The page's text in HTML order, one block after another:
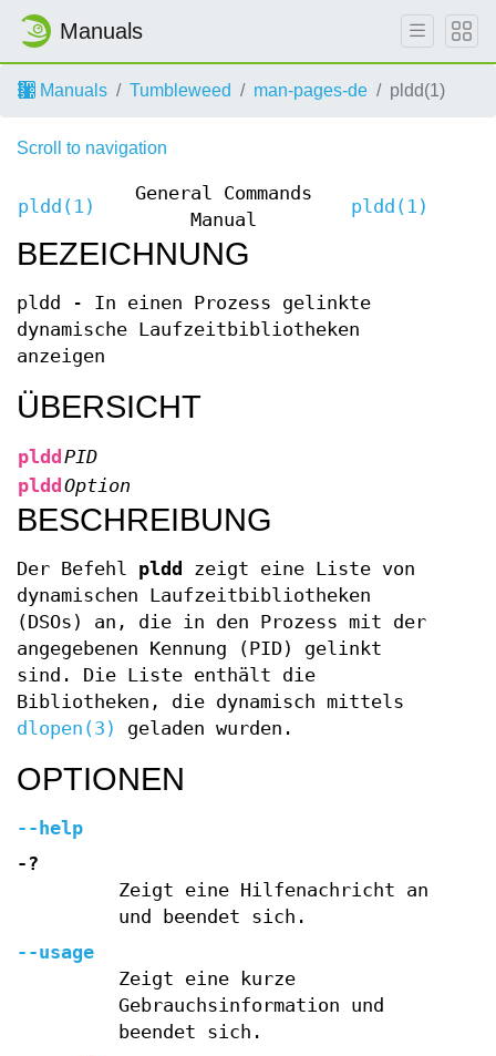
Manuals
Manuals Tumbleweed man-pages-de pldd(1)
Scroll to navigation
pldd(1)
General Commands
Manual
pldd(1)
BEZEICHNUNG
pldd - In einen Prozess gelinkte
dynamische Laufzeitbibliotheken
anzeigen
ÜBERSICHT
pldd PID
pldd Option
BESCHREIBUNG
Der Befehl pldd
zeigt eine Liste von
dynamischen Laufzeitbibliotheken
(DSOs) an, die in den Prozess mit der
angegebenen Kennung (PID) gelinkt
sind. Die Liste enthält die
Bibliotheken, die dynamisch mittels
dlopen(3)
geladen wurden.
OPTIONEN
--help
-?
Zeigt eine Hilfenachricht an
und beendet sich.
--usage
Zeigt eine kurze
Gebrauchsinformation und
beendet sich.